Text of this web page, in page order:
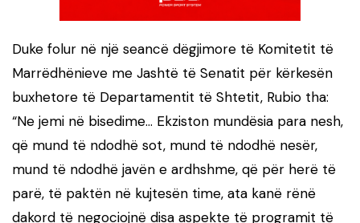
Duke folur në një seancë dëgjimore të Komitetit të
Marrëdhënieve me Jashtë të Senatit për kërkesën
buxhetore të Departamentit të Shtetit, Rubio tha:
“Ne jemi në bisedime… Ekziston mundësia para nesh,
që mund të ndodhë sot, mund të ndodhë nesër,
mund të ndodhë javën e ardhshme, që për herë të
parë, të paktën në kujtesën time, ata kanë rënë
dakord të negociojnë disa aspekte të programit të